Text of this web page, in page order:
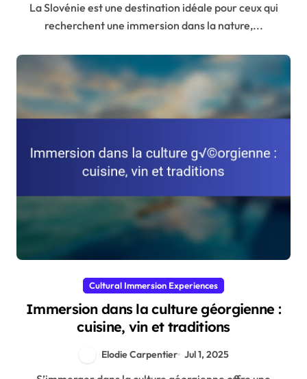
La Slovénie est une destination idéale pour ceux qui
recherchent une immersion dans la nature,...
Cultural Immersion Experiences
Immersion dans la culture géorgienne :
cuisine, vin et traditions
Elodie Carpentier Jul 1, 2025